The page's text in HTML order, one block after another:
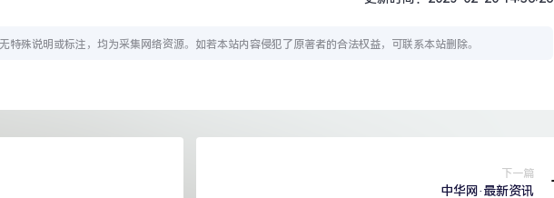
特殊说明或标注，均为采集网络资源。如若本站内容侵犯了原著者的合法权益，可联系本站删除。
下一篇
中华网·最新资讯